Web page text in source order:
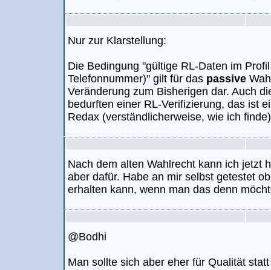
Nur zur Klarstellung:
Die Bedingung "gültige RL-Daten im
Telefonnummer)" gilt für das passive
Veränderung zum Bisherigen dar. Auch
bedurften einer RL-Verifizierung, das ist
Redax (verständlicherweise, wie ich
Nach dem alten Wahlrecht kann ich jetzt
aber dafür. Habe an mir selbst getestet
erhalten kann, wenn man das denn
@Bodhi
Man sollte sich aber eher für Qualität